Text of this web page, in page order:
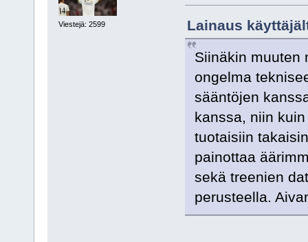
Viestejä: 2599
Lainaus
Siinäkin muuten
ongelma
sääntöjen
kanssa, niin
tuotaisiin
painottaa
sekä treenien
perusteella.